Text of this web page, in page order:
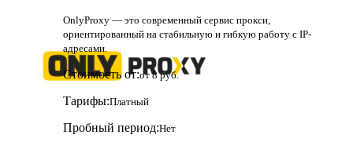
OnlyProxy — это современный сервис прокси,
ориентированный на стабильную и гибкую работу с IP-
адресами.
Стоимость от:от 8 руб.
Тарифы:Платный
Пробный период:Нет